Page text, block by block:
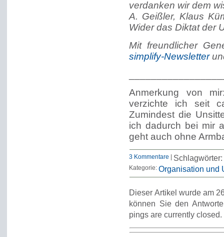
verdanken wir dem
A. Geißler, Klaus
Wider das Diktat der
Mit freundlicher
simplify-Newsletter
Anmerkung von
verzichte ich seit
Zumindest die
ich dadurch bei mir
geht auch ohne
3 Kommentare
Kategorie: Organisation und
Dieser Artikel wurde am
können Sie den
pings are currently closed.